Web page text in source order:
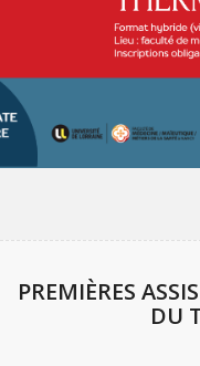
PREMIÈRES
DU